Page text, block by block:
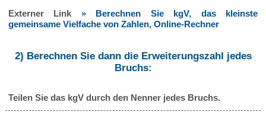
Externer Link » Berechnen Sie kgV, das kleinste
gemeinsame Vielfache von Zahlen, Online-Rechner
2) Berechnen Sie dann die Erweiterungszahl jedes
Bruchs:
Teilen Sie das kgV durch den Nenner jedes Bruchs.